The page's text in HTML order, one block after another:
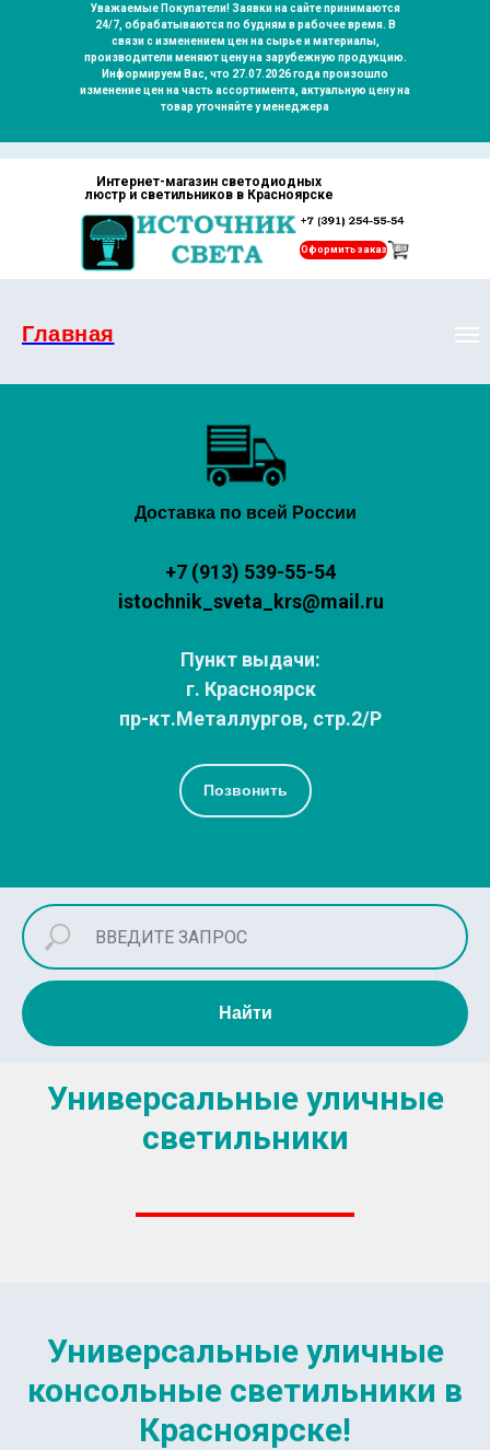
Уважаемые Покупатели! Заявки на сайте принимаются
24/7, обрабатываются по будням в рабочее время. В
связи с изменением цен на сырье и материалы,
производители меняют цену на зарубежную продукцию.
Информируем Вас, что 27.07.2026 года произошло
изменение цен на часть ассортимента, актуальную цену на
товар уточняйте у менеджера
Оформить заказ
Интернет-магазин светодиодных
люстр и светильников в Красноярске
Главная
Доставка по всей России
+7 (913) 539-55-54
istochnik_sveta_krs@mail.ru
Пункт выдачи:
г. Красноярск
пр-кт.Металлургов, стр.2/Р
Позвонить
Найти
Универсальные уличные
светильники
Универсальные уличные
консольные светильники в
Красноярске!